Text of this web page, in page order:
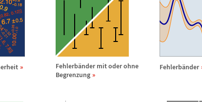
Fehlerbänder mit oder ohne
Begrenzung
Fehlerbänder